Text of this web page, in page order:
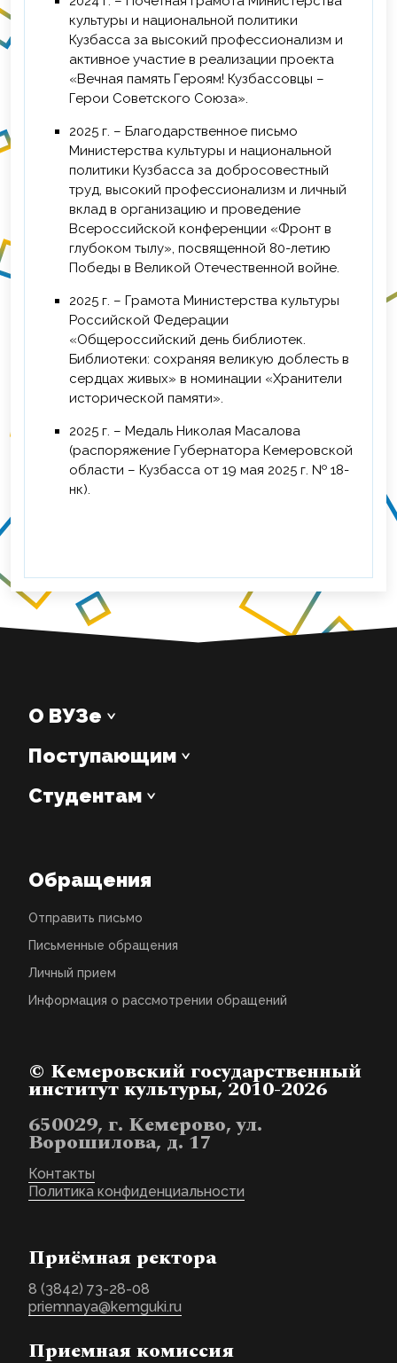
культуры и национальной политики
Кузбасса за высокий профессионализм и
активное участие в реализации проекта
«Вечная память Героям! Кузбассовцы –
Герои Советского Союза».
2025 г. – Благодарственное письмо
Министерства культуры и национальной
политики Кузбасса за добросовестный
труд, высокий профессионализм и личный
вклад в организацию и проведение
Всероссийской конференции «Фронт в
глубоком тылу», посвященной 80-летию
Победы в Великой Отечественной войне.
2025 г. – Грамота Министерства культуры
Российской Федерации
«Общероссийский день библиотек.
Библиотеки: сохраняя великую доблесть в
сердцах живых» в номинации «Хранители
исторической памяти».
2025 г. – Медаль Николая Масалова
(распоряжение Губернатора Кемеровской
области – Кузбасса от 19 мая 2025 г. № 18-
нк).
О ВУЗе
Поступающим
Студентам
Обращения
Отправить письмо
Письменные обращения
Личный прием
Информация о рассмотрении обращений
© Кемеровский государственный
институт культуры, 2010-2026
650029, г. Кемерово, ул.
Ворошилова, д. 17
Контакты
Политика конфиденциальности
Приёмная ректора
8 (3842) 73-28-08
priemnaya@kemguki.ru
Приемная комиссия